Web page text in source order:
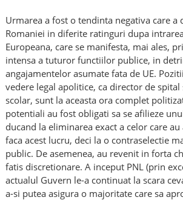
Urmarea a fost o tendinta negativa care a
Romaniei in diferite ratinguri dupa
Europeana, care se manifesta, mai ales,
intensa a tuturor functiilor publice, in
angajamentelor asumate fata de UE.
vedere legal apolitice, ca director de
scolar, sunt la aceasta ora complet
potentiali au fost obligati sa se afilieze
ducand la eliminarea exact a celor care
faca acest lucru, deci la o contraselectie
public. De asemenea, au revenit in forta
fatis discretionare. A inceput PNL (prin
actualul Guvern le-a continuat la scara
a-si putea asigura o majoritate care sa